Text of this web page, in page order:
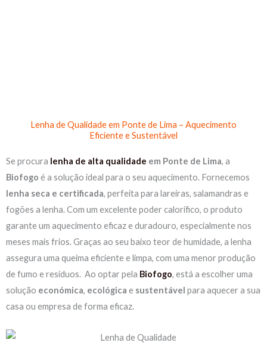
Lenha de Qualidade em Ponte de Lima – Aquecimento
Eficiente e Sustentável
Se procura lenha de alta qualidade em Ponte de Lima, a
Biofogo é a solução ideal para o seu aquecimento. Fornecemos
lenha seca e certificada, perfeita para lareiras, salamandras e
fogões a lenha. Com um excelente poder calorífico, o produto
garante um aquecimento eficaz e duradouro, especialmente nos
meses mais frios. Graças ao seu baixo teor de humidade, a lenha
assegura uma queima eficiente e limpa, com uma menor produção
de fumo e resíduos. Ao optar pela Biofogo, está a escolher uma
solução económica, ecológica e sustentável para aquecer a sua
casa ou empresa de forma eficaz.